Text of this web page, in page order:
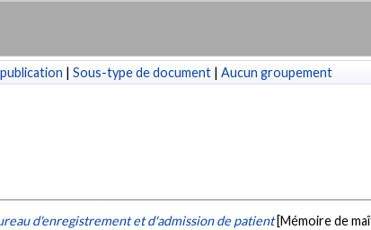
| Sous-type de document | Aucun groupement
d'enregistrement et d'admission de patient [Mémoire de